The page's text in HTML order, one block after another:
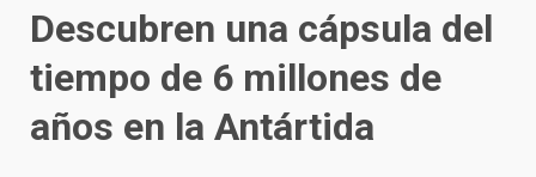
Descubren una cápsula del
tiempo de 6 millones de
años en la Antártida